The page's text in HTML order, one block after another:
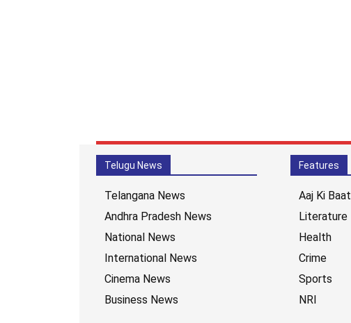
Telugu News
Telangana News
Andhra Pradesh News
National News
International News
Cinema News
Business News
Features
Aaj Ki Baat
Literature
Health
Crime
Sports
NRI